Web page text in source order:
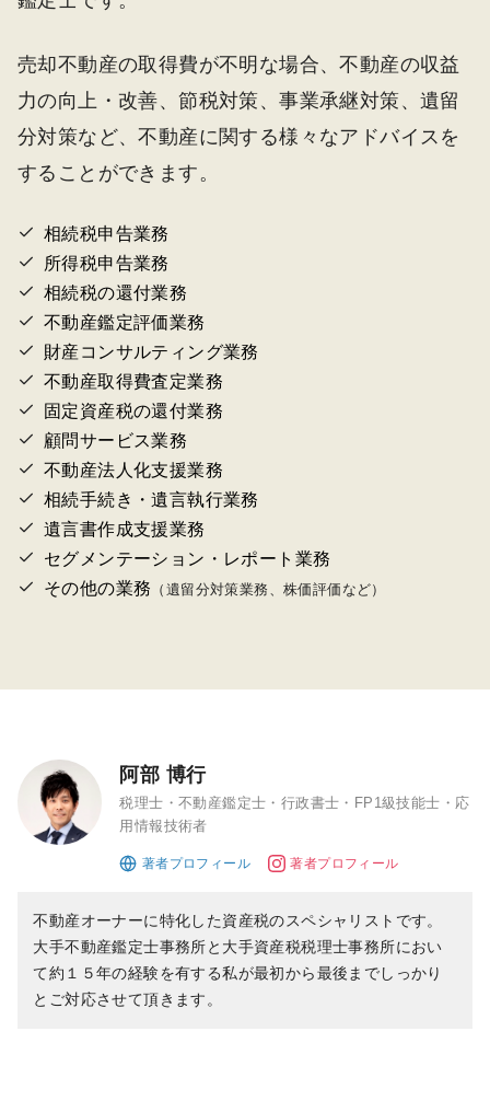
売却不動産の取得費が不明な場合、不動産の収益
力の向上・改善、節税対策、事業承継対策、遺留
分対策など、不動産に関する様々なアドバイスを
することができます。
相続税申告業務
所得税申告業務
相続税の還付業務
不動産鑑定評価業務
財産コンサルティング業務
不動産取得費査定業務
固定資産税の還付業務
顧問サービス業務
不動産法人化支援業務
相続手続き・遺言執行業務
遺言書作成支援業務
セグメンテーション・レポート業務
その他の業務 （遺留分対策業務、株価評価など）
阿部 博行
税理士・不動産鑑定士・行政書士・FP1級技能士・応
用情報技術者
不動産オーナーに特化した資産税のスペシャリストです。
大手不動産鑑定士事務所と大手資産税税理士事務所におい
て約１５年の経験を有する私が最初から最後までしっかり
とご対応させて頂きます。